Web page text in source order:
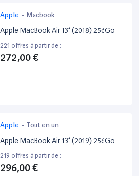
Apple - Macbook
Apple MacBook Air 13” (2018) 256Go
221 offres à partir de :
272,00 €
Apple - Tout en un
Apple MacBook Air 13” (2019) 256Go
219 offres à partir de :
296,00 €